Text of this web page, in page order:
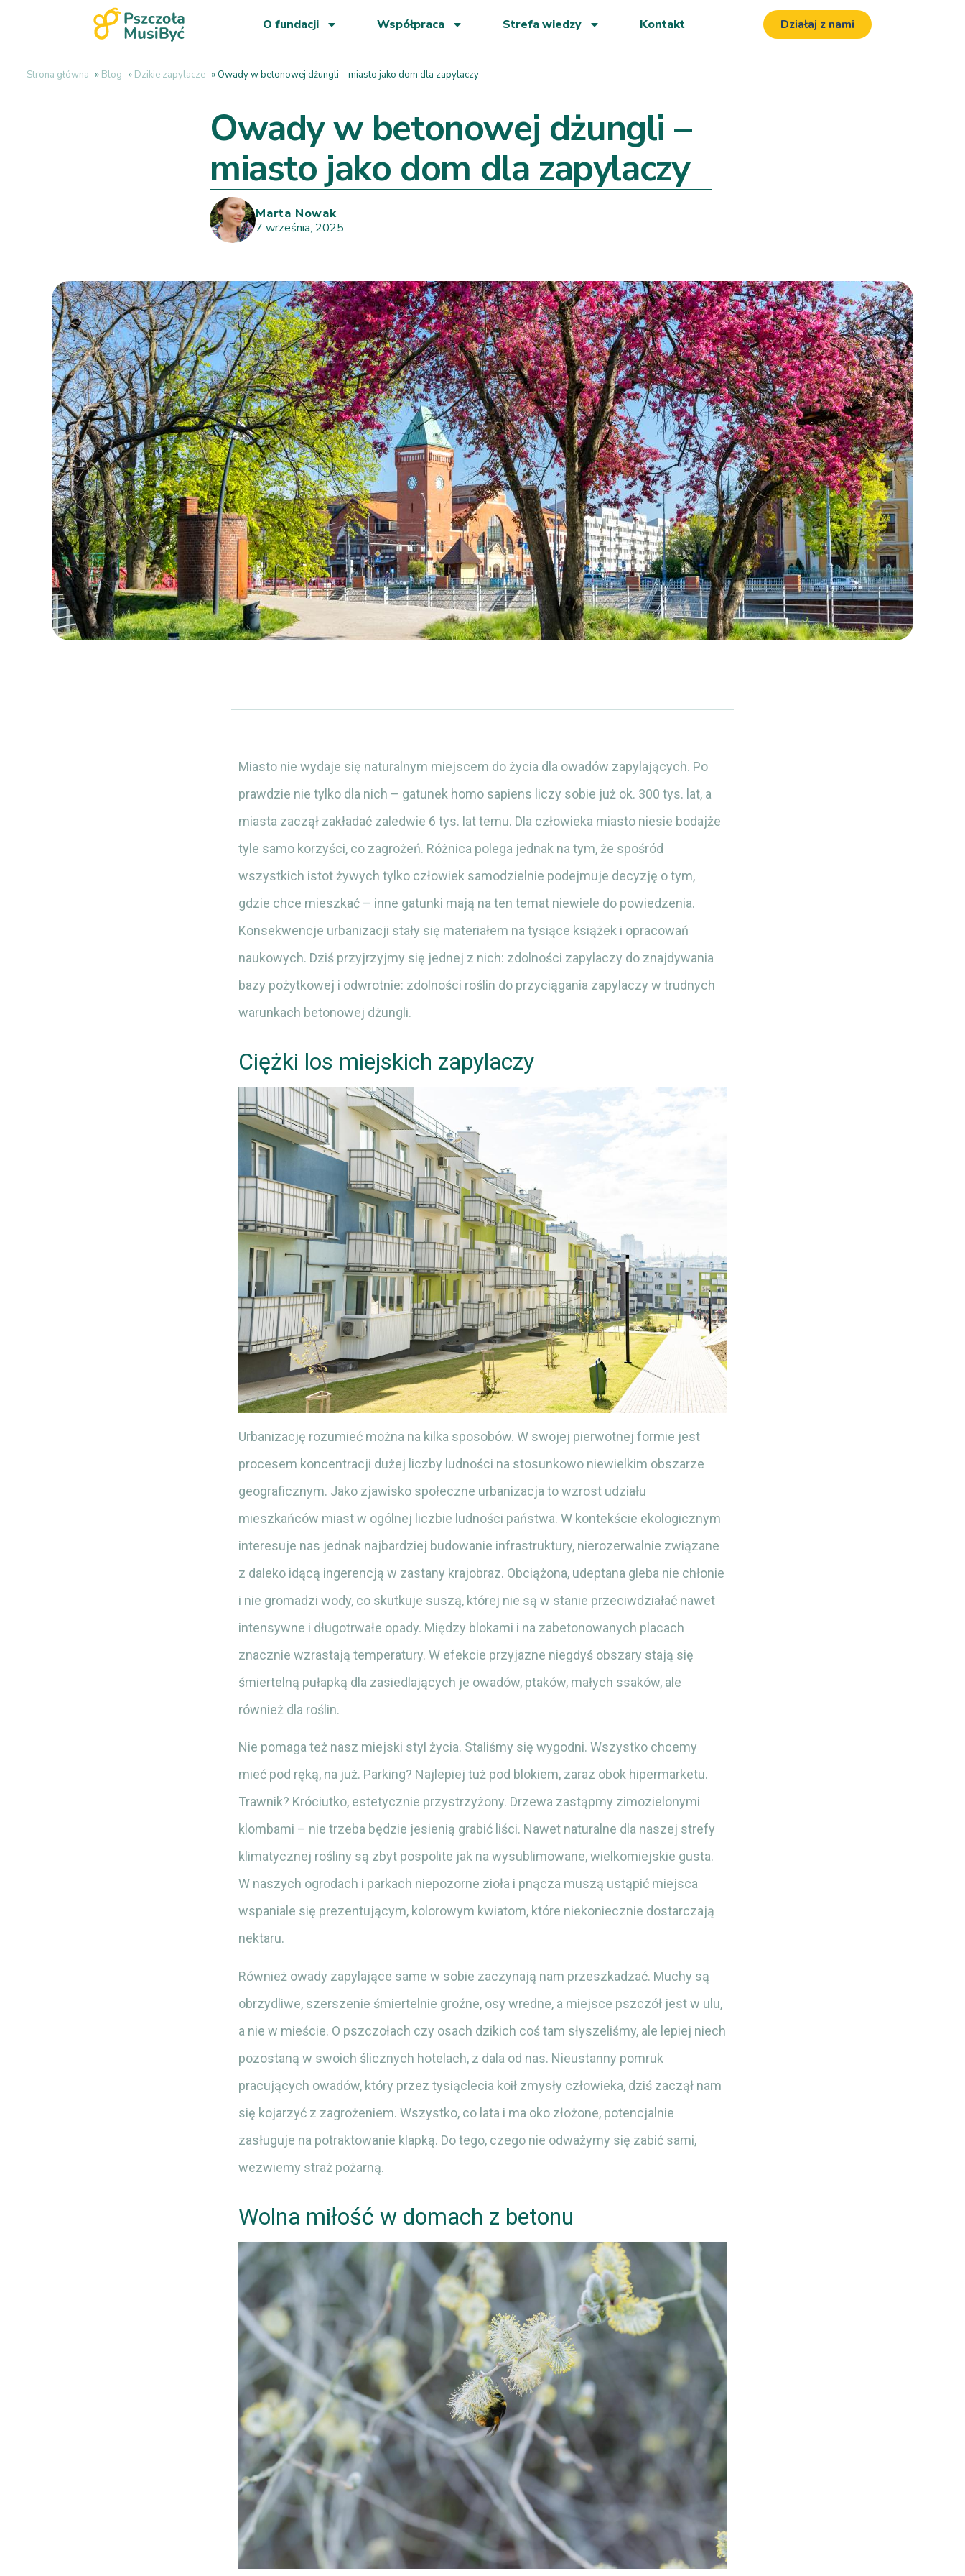
O fundacji Współpraca Strefa wiedzy Kontakt Działaj z nami
Strona główna » Blog » Dzikie zapylacze »Owady w betonowej dżungli – miasto jako dom dla zapylaczy
Owady w betonowej dżungli –
miasto jako dom dla zapylaczy
Marta Nowak
7 września, 2025
Miasto nie wydaje się naturalnym miejscem do życia dla owadów zapylających. Po
prawdzie nie tylko dla nich – gatunek homo sapiens liczy sobie już ok. 300 tys. lat, a
miasta zaczął zakładać zaledwie 6 tys. lat temu. Dla człowieka miasto niesie bodajże
tyle samo korzyści, co zagrożeń. Różnica polega jednak na tym, że spośród
wszystkich istot żywych tylko człowiek samodzielnie podejmuje decyzję o tym,
gdzie chce mieszkać – inne gatunki mają na ten temat niewiele do powiedzenia.
Konsekwencje urbanizacji stały się materiałem na tysiące książek i opracowań
naukowych. Dziś przyjrzyjmy się jednej z nich: zdolności zapylaczy do znajdywania
bazy pożytkowej i odwrotnie: zdolności roślin do przyciągania zapylaczy w trudnych
warunkach betonowej dżungli.
Ciężki los miejskich zapylaczy
Urbanizację rozumieć można na kilka sposobów. W swojej pierwotnej formie jest
procesem koncentracji dużej liczby ludności na stosunkowo niewielkim obszarze
geograficznym. Jako zjawisko społeczne urbanizacja to wzrost udziału
mieszkańców miast w ogólnej liczbie ludności państwa. W kontekście ekologicznym
interesuje nas jednak najbardziej budowanie infrastruktury, nierozerwalnie związane
z daleko idącą ingerencją w zastany krajobraz. Obciążona, udeptana gleba nie chłonie
i nie gromadzi wody, co skutkuje suszą, której nie są w stanie przeciwdziałać nawet
intensywne i długotrwałe opady. Między blokami i na zabetonowanych placach
znacznie wzrastają temperatury. W efekcie przyjazne niegdyś obszary stają się
śmiertelną pułapką dla zasiedlających je owadów, ptaków, małych ssaków, ale
również dla roślin.
Nie pomaga też nasz miejski styl życia. Staliśmy się wygodni. Wszystko chcemy
mieć pod ręką, na już. Parking? Najlepiej tuż pod blokiem, zaraz obok hipermarketu.
Trawnik? Króciutko, estetycznie przystrzyżony. Drzewa zastąpmy zimozielonymi
klombami – nie trzeba będzie jesienią grabić liści. Nawet naturalne dla naszej strefy
klimatycznej rośliny są zbyt pospolite jak na wysublimowane, wielkomiejskie gusta.
W naszych ogrodach i parkach niepozorne zioła i pnącza muszą ustąpić miejsca
wspaniale się prezentującym, kolorowym kwiatom, które niekoniecznie dostarczają
nektaru.
Również owady zapylające same w sobie zaczynają nam przeszkadzać. Muchy są
obrzydliwe, szerszenie śmiertelnie groźne, osy wredne, a miejsce pszczół jest w ulu,
a nie w mieście. O pszczołach czy osach dzikich coś tam słyszeliśmy, ale lepiej niech
pozostaną w swoich ślicznych hotelach, z dala od nas. Nieustanny pomruk
pracujących owadów, który przez tysiąclecia koił zmysły człowieka, dziś zaczął nam
się kojarzyć z zagrożeniem. Wszystko, co lata i ma oko złożone, potencjalnie
zasługuje na potraktowanie klapką. Do tego, czego nie odważymy się zabić sami,
wezwiemy straż pożarną.
Wolna miłość w domach z betonu